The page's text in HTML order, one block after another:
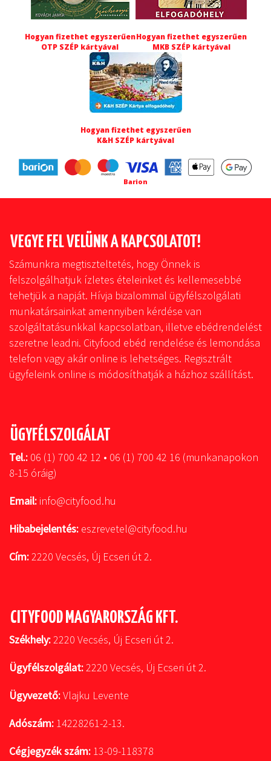
Hogyan fizethet egyszerűen
OTP SZÉP kártyával
Hogyan fizethet egyszerűen
MKB SZÉP kártyával
Hogyan fizethet egyszerűen
K&H SZÉP kártyával
Barion
VEGYE FEL VELÜNK A KAPCSOLATOT!
Számunkra megtiszteltetés, hogy Önnek is
felszolgálhatjuk ízletes ételeinket és kellemesebbé
tehetjük a napját. Hívja bizalommal ügyfélszolgálati
munkatársainkat amennyiben kérdése van
szolgáltatásunkkal kapcsolatban, illetve ebédrendelést
szeretne leadni. Cityfood ebéd rendelése és lemondása
telefon vagy akár online is lehetséges. Regisztrált
ügyfeleink online is módosíthatják a házhoz szállítást.
ÜGYFÉLSZOLGÁLAT
Tel.: 06 (1) 700 42 12 • 06 (1) 700 42 16 (munkanapokon
8-15 óráig)
Email: info@cityfood.hu
Hibabejelentés: eszrevetel@cityfood.hu
Cím:2220 Vecsés, Új Ecseri út 2.
CITYFOOD MAGYARORSZÁG KFT.
Székhely:2220 Vecsés, Új Ecseri út 2.
Ügyfélszolgálat:2220 Vecsés, Új Ecseri út 2.
Ügyvezető:Vlajku Levente
Adószám: 14228261-2-13.
Cégjegyzék szám: 13-09-118378